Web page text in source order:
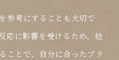
を参考にすることも大切で
応に影響を受けるため、他
ことで、自分に合った ブラ